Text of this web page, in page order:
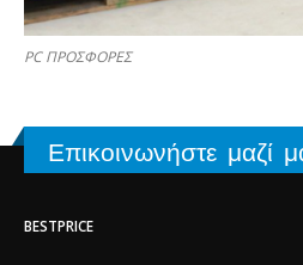
PC ΠΡΟΣΦΟΡΕΣ
Επικοινωνήστε μαζί
BESTPRICE